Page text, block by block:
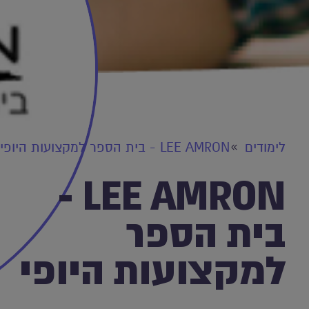
לימודים LEE AMRON - בית הספר למקצועות היופי
LEE AMRON -
בית הספר
למקצועות היופי